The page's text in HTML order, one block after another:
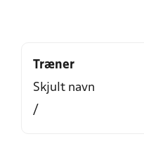
Træner
Skjult navn
/